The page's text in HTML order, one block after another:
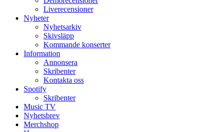
Liverecensioner
Nyheter
Nyhetsarkiv
Skivsläpp
Kommande konserter
Information
Annonsera
Skribenter
Kontakta oss
Spotify
Skribenter
Music TV
Nyhetsbrev
Merchshop